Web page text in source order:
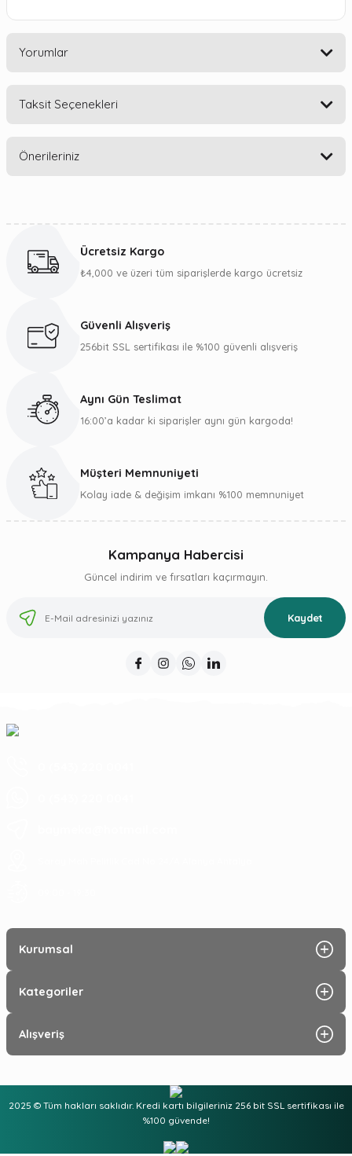
Yorumlar
Taksit Seçenekleri
Önerileriniz
Görüş ve önerileriniz için teşekkür ederiz.
Ürün bilgilerinde hatalar bulunuyor.
Gönder
Ücretsiz Kargo
₺4,000 ve üzeri tüm siparişlerde kargo ücretsiz
Güvenli Alışveriş
256bit SSL sertifikası ile %100 güvenli alışveriş
Aynı Gün Teslimat
16:00’a kadar ki siparişler aynı gün kargoda!
Müşteri Memnuniyeti
Kolay iade & değişim imkanı %100 memnuniyet
Kampanya Habercisi
Güncel indirim ve fırsatları kaçırmayın.
Kaydet
Kurumsal
Kategoriler
Alışveriş
2025 © Tüm hakları saklıdır. Kredi kartı bilgileriniz 256 bit SSL sertifikası ile
%100 güvende!